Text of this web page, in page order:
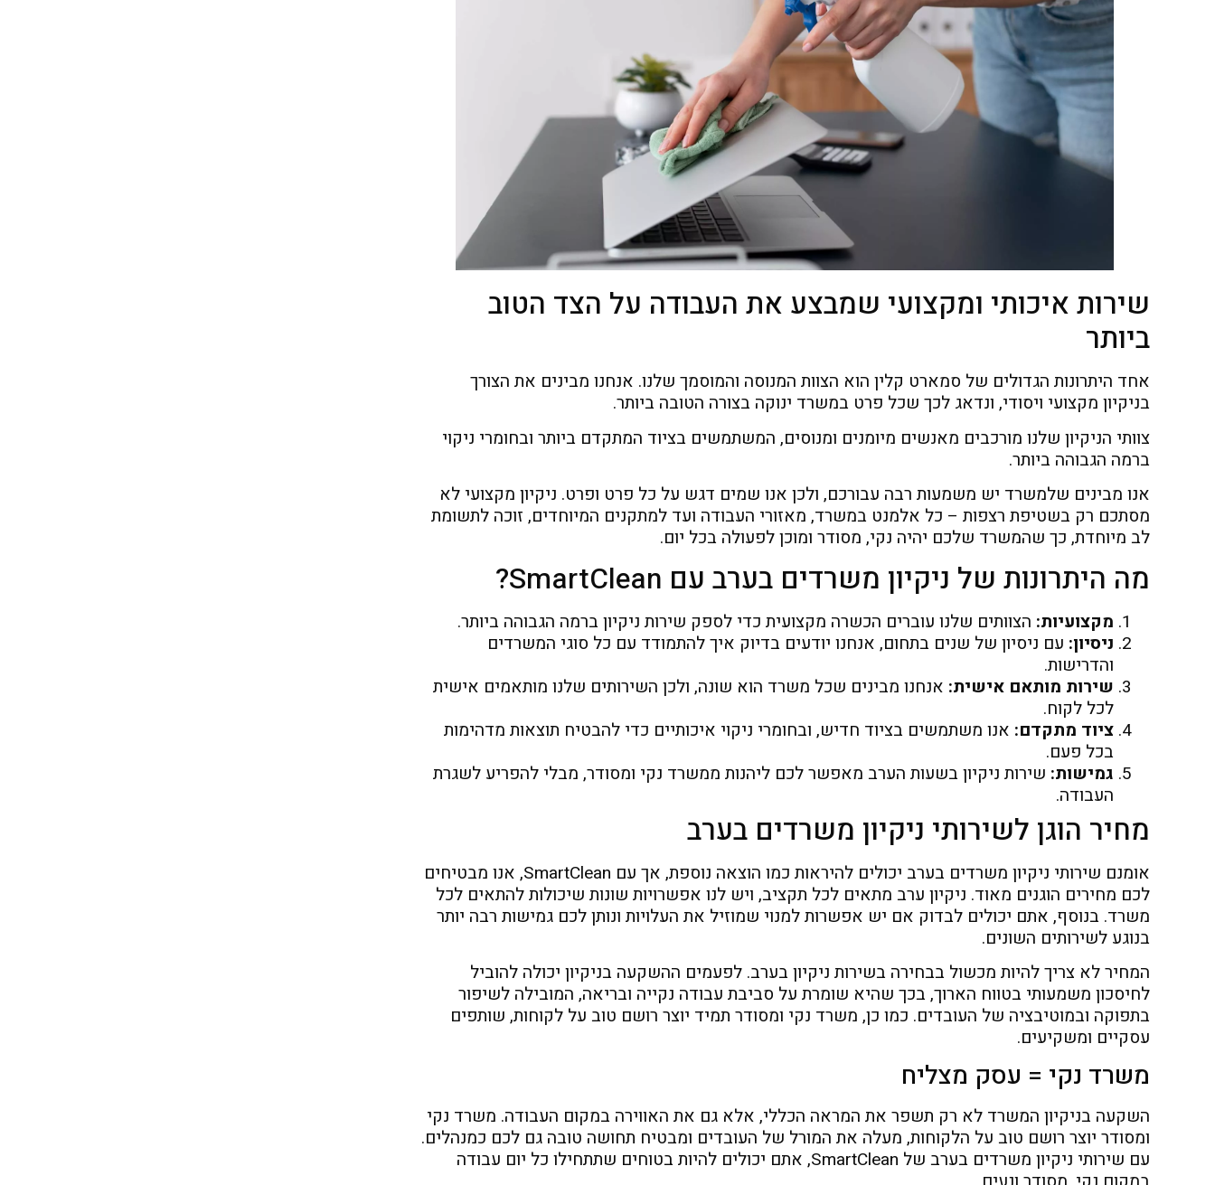
שירות איכותי ומקצועי שמבצע את העבודה על הצד הטוב
ביותר
אחד היתרונות הגדולים של סמארט קלין הוא הצוות המנוסה והמוסמך שלנו. אנחנו מבינים את הצורך
בניקיון מקצועי ויסודי, ונדאג לכך שכל פרט במשרד ינוקה בצורה הטובה ביותר.
צוותי הניקיון שלנו מורכבים מאנשים מיומנים ומנוסים, המשתמשים בציוד המתקדם ביותר ובחומרי ניקוי
ברמה הגבוהה ביותר.
אנו מבינים שלמשרד יש משמעות רבה עבורכם, ולכן אנו שמים דגש על כל פרט ופרט. ניקיון מקצועי לא
מסתכם רק בשטיפת רצפות – כל אלמנט במשרד, מאזורי העבודה ועד למתקנים המיוחדים, זוכה לתשומת
לב מיוחדת, כך שהמשרד שלכם יהיה נקי, מסודר ומוכן לפעולה בכל יום.
מה היתרונות של ניקיון משרדים בערב עם SmartClean?
מקצועיות: הצוותים שלנו עוברים הכשרה מקצועית כדי לספק שירות ניקיון ברמה הגבוהה ביותר.
ניסיון: עם ניסיון של שנים בתחום, אנחנו יודעים בדיוק איך להתמודד עם כל סוגי המשרדים
והדרישות.
שירות מותאם אישית: אנחנו מבינים שכל משרד הוא שונה, ולכן השירותים שלנו מותאמים אישית
לכל לקוח.
ציוד מתקדם: אנו משתמשים בציוד חדיש, ובחומרי ניקוי איכותיים כדי להבטיח תוצאות מדהימות
בכל פעם.
גמישות: שירות ניקיון בשעות הערב מאפשר לכם ליהנות ממשרד נקי ומסודר, מבלי להפריע לשגרת
העבודה.
מחיר הוגן לשירותי ניקיון משרדים בערב
אומנם שירותי ניקיון משרדים בערב יכולים להיראות כמו הוצאה נוספת, אך עם SmartClean, אנו מבטיחים
לכם מחירים הוגנים מאוד. ניקיון ערב מתאים לכל תקציב, ויש לנו אפשרויות שונות שיכולות להתאים לכל
משרד. בנוסף, אתם יכולים לבדוק אם יש אפשרות למנוי שמוזיל את העלויות ונותן לכם גמישות רבה יותר
בנוגע לשירותים השונים.
המחיר לא צריך להיות מכשול בבחירה בשירות ניקיון בערב. לפעמים ההשקעה בניקיון יכולה להוביל
לחיסכון משמעותי בטווח הארוך, בכך שהיא שומרת על סביבת עבודה נקייה ובריאה, המובילה לשיפור
בתפוקה ובמוטיבציה של העובדים. כמו כן, משרד נקי ומסודר תמיד יוצר רושם טוב על לקוחות, שותפים
עסקיים ומשקיעים.
משרד נקי = עסק מצליח
השקעה בניקיון המשרד לא רק תשפר את המראה הכללי, אלא גם את האווירה במקום העבודה. משרד נקי
ומסודר יוצר רושם טוב על הלקוחות, מעלה את המורל של העובדים ומבטיח תחושה טובה גם לכם כמנהלים.
עם שירותי ניקיון משרדים בערב של SmartClean, אתם יכולים להיות בטוחים שתתחילו כל יום עבודה